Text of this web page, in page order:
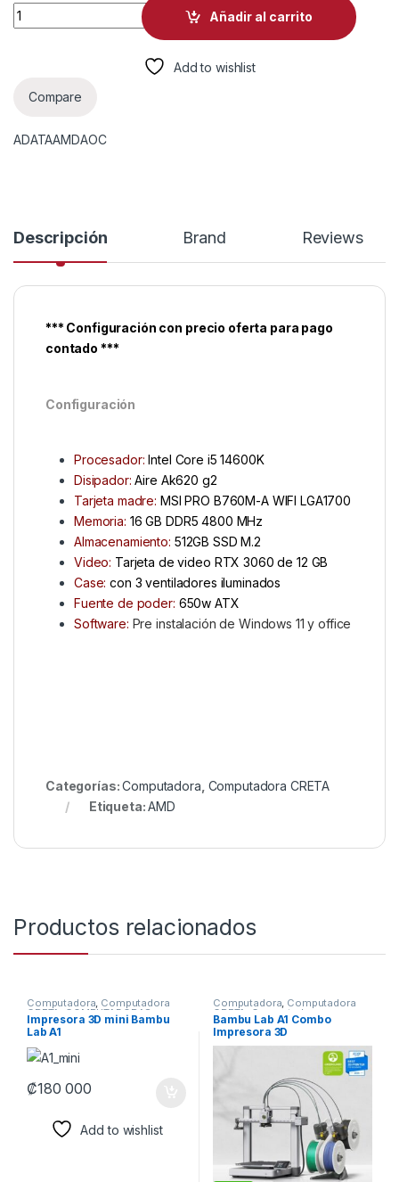
Computadora Intel i5 + RTX 3060 quantity
Añadir al carrito
Add to wishlist
Compare
ADATAAMDAOC
Descripción Brand Reviews
*** Configuración con precio oferta para pago
contado ***
Configuración
Procesador: Intel Core i5 14600K
Disipador:Aire Ak620 g2
Tarjeta madre: MSI PRO B760M-A WIFI LGA1700
Memoria: 16 GB DDR5 4800 MHz
Almacenamiento: 512GB SSD M.2
Video: Tarjeta de video RTX 3060 de 12 GB
Case: con 3 ventiladores iluminados
Fuente de poder: 650w ATX
Software: Pre instalación de Windows 11 y office
Categorías:Computadora, Computadora CRETA
Etiqueta:AMD
Productos relacionados
Computadora, Computadora
CRETA COMPUTADORAS
Computadoras ,Impresión,
IMPRESORA
Impresora 3D mini Bambu
Lab A1
₡180 000
Add to wishlist
Computadora, Computadora
CRETA Computadoras
COMPUTADORAS,Impresión
IMPRESORA ,Impresoras
IMPRESORAS
Bambu Lab A1 Combo
Impresora 3D